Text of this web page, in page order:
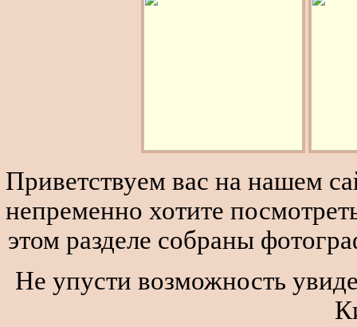
Приветствуем вас на нашем
непременно хотите
этом разделе собраны
Не упусти возможность